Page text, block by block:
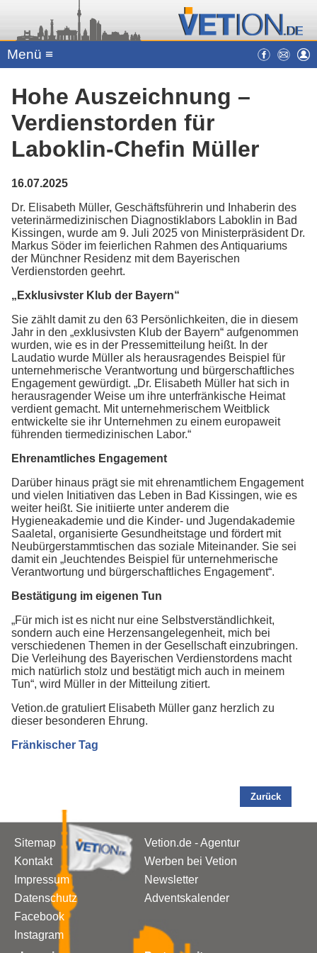
Menü ≡
Hohe Auszeichnung –
Verdienstorden für
Laboklin-Chefin Müller
16.07.2025
Dr. Elisabeth Müller, Geschäftsführerin und Inhaberin des
veterinärmedizinischen Diagnostiklabors Laboklin in Bad
Kissingen, wurde am 9. Juli 2025 von Ministerpräsident Dr.
Markus Söder im feierlichen Rahmen des Antiquariums
der Münchner Residenz mit dem Bayerischen
Verdienstorden geehrt.
„Exklusivster Klub der Bayern“
Sie zählt damit zu den 63 Persönlichkeiten, die in diesem
Jahr in den „exklusivsten Klub der Bayern“ aufgenommen
wurden, wie es in der Pressemitteilung heißt. In der
Laudatio wurde Müller als herausragendes Beispiel für
unternehmerische Verantwortung und bürgerschaftliches
Engagement gewürdigt. „Dr. Elisabeth Müller hat sich in
herausragender Weise um ihre unterfränkische Heimat
verdient gemacht. Mit unternehmerischem Weitblick
entwickelte sie ihr Unternehmen zu einem europaweit
führenden tiermedizinischen Labor.“
Ehrenamtliches Engagement
Darüber hinaus prägt sie mit ehrenamtlichem Engagement
und vielen Initiativen das Leben in Bad Kissingen, wie es
weiter heißt. Sie initiierte unter anderem die
Hygieneakademie und die Kinder- und Jugendakademie
Saaletal, organisierte Gesundheitstage und fördert mit
Neubürgerstammtischen das soziale Miteinander. Sie sei
damit ein „leuchtendes Beispiel für unternehmerische
Verantwortung und bürgerschaftliches Engagement“.
Bestätigung im eigenen Tun
„Für mich ist es nicht nur eine Selbstverständlichkeit,
sondern auch eine Herzensangelegenheit, mich bei
verschiedenen Themen in der Gesellschaft einzubringen.
Die Verleihung des Bayerischen Verdienstordens macht
mich natürlich stolz und bestätigt mich auch in meinem
Tun“, wird Müller in der Mitteilung zitiert.
Vetion.de gratuliert Elisabeth Müller ganz herzlich zu
dieser besonderen Ehrung.
Fränkischer Tag
Zurück
Sitemap
Kontakt
Impressum
Datenschutz
Facebook
Instagram
Vetion.de - Agentur
Werben bei Vetion
Newsletter
Adventskalender